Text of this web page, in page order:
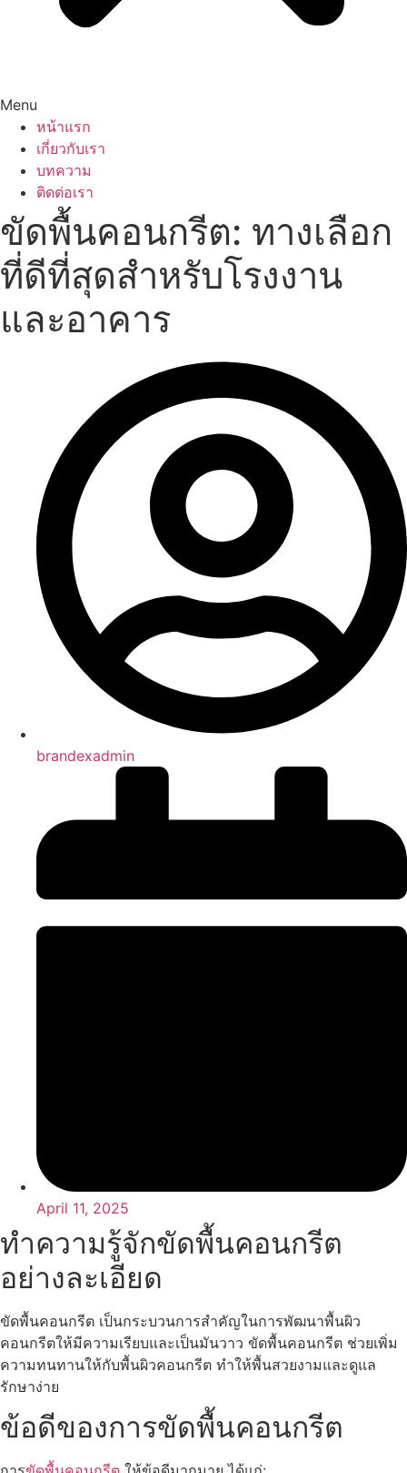
Menu
หน้าแรก
เกี่ยวกับเรา
บทความ
ติดต่อเรา
ขัดพื้นคอนกรีต: ทางเลือก
ที่ดีที่สุดสำหรับโรงงาน
และอาคาร
brandexadmin
April 11, 2025
ทำความรู้จักขัดพื้นคอนกรีต
อย่างละเอียด
ขัดพื้นคอนกรีต เป็นกระบวนการสำคัญในการพัฒนาพื้นผิว
คอนกรีตให้มีความเรียบและเป็นมันวาว ขัดพื้นคอนกรีต ช่วยเพิ่ม
ความทนทานให้กับพื้นผิวคอนกรีต ทำให้พื้นสวยงามและดูแล
รักษาง่าย
ข้อดีของการขัดพื้นคอนกรีต